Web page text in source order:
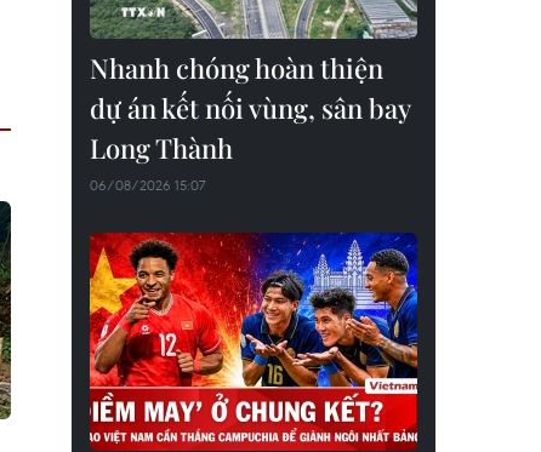
Nhanh chóng hoàn thiện
dự án kết nối vùng, sân bay
Long Thành
06/08/2026 15:07